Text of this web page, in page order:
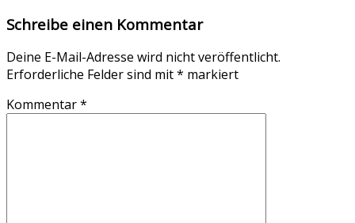
Schreibe einen Kommentar
Deine E-Mail-Adresse wird nicht veröffentlicht.
Erforderliche Felder sind mit* markiert
Kommentar*